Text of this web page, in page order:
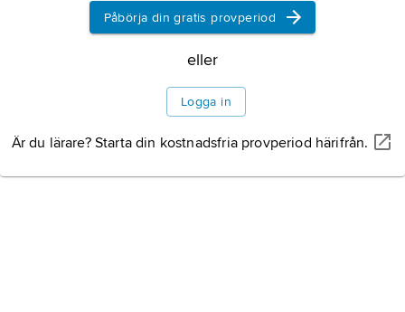
gener styr förloppen i embryoutvecklingen
grupper. De identifierade generna finns också
Påbörja din gratis provperiod
eller
Logga in
Är du lärare? Starta din kostnadsfria provperiod härifrån.